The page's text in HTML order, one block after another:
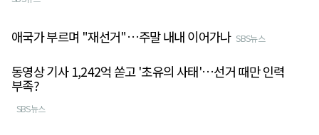
애국가 부르며 "재선거"…주말 내내 이어가나 SBS뉴스
동영상 기사 1,242억 쏟고 '초유의 사태'…선거 때만 인력
부족?
SBS뉴스